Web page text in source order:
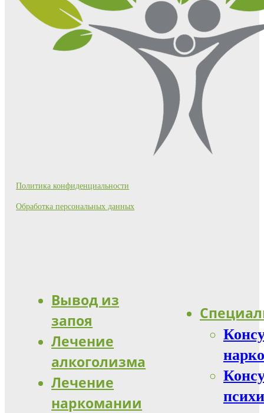
Политика конфиденциальности
Обработка персональных данных
Вывод из
запоя
Лечение
алкоголизма
Лечение
наркомании